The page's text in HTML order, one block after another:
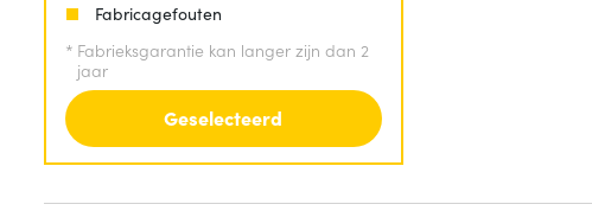
Fabricagefouten
* Fabrieksgarantie kan langer zijn dan 2
jaar
Geselecteerd